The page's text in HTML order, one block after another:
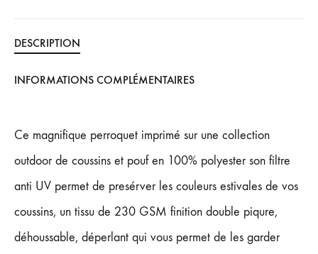
DESCRIPTION
INFORMATIONS COMPLÉMENTAIRES
Ce magnifique perroquet imprimé sur une collection
outdoor de coussins et pouf en 100% polyester son filtre
anti UV permet de presérver les couleurs estivales de vos
coussins, un tissu de 230 GSM finition double piqure,
déhoussable, déperlant qui vous permet de les garder